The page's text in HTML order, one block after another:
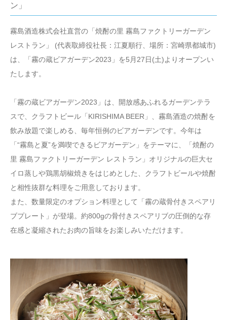
ン」
霧島酒造株式会社直営の「焼酎の里 霧島ファクトリーガーデン
レストラン」 (代表取締役社長：江夏順行、場所：宮崎県都城市)
は、「霧の蔵ビアガーデン2023」を5月27日(土)よりオープンい
たします。
「霧の蔵ビアガーデン2023」は、開放感あふれるガーデンテラ
スで、クラフトビール「KIRISHIMA BEER」、霧島酒造の焼酎を
飲み放題で楽しめる、毎年恒例のビアガーデンです。今年は
「“霧島と夏”を満喫できるビアガーデン」をテーマに、「焼酎の
里 霧島ファクトリーガーデン レストラン」オリジナルの巨大セ
イロ蒸しや鶏黒胡椒焼きをはじめとした、クラフトビールや焼酎
と相性抜群な料理をご用意しております。
また、数量限定のオプション料理として「霧の蔵骨付きスペアリ
ブプレート」が登場。約800gの骨付きスペアリブの圧倒的な存
在感と凝縮されたお肉の旨味をお楽しみいただけます。